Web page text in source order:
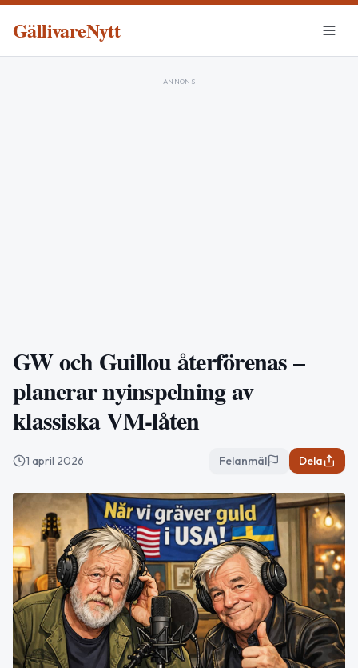
GällivareNytt
ANNONS
GW och Guillou återförenas –
planerar nyinspelning av
klassiska VM-låten
1 april 2026 Felanmäl Dela